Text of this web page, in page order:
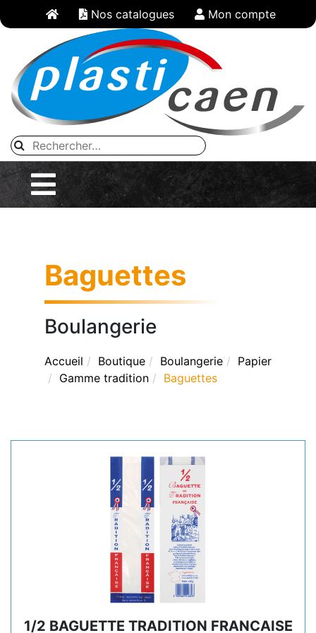
Nos catalogues Mon compte
Baguettes
Boulangerie
Accueil Boutique Boulangerie
Papier
Gamme tradition
Baguettes
1/2 BAGUETTE TRADITION FRANCAISE
Panneau de gestion des cookies